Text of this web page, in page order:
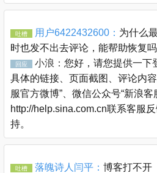
吐槽 用户6422432600： 为什么
时也发不出去评论，能帮助恢复吗
回应 小浪： 您好，请您提供一下
具体的链接、页面截图、评论内
服官方微博”、微信公众号“新浪
http://help.sina.com.cn联系客服
持。
吐槽 落魄诗人闫平： 博客打不开